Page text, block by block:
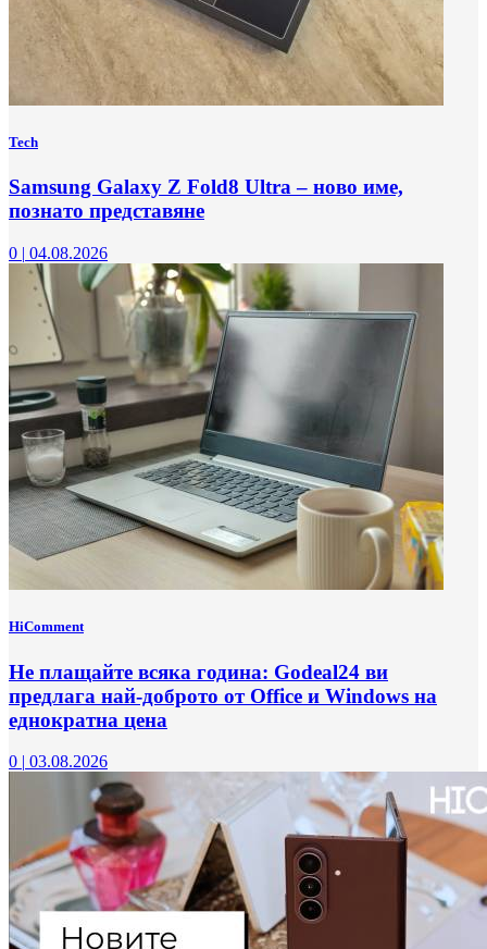
Tech
Samsung Galaxy Z Fold8 Ultra – ново име,
познато представяне
0 | 04.08.2026
HiComment
Не плащайте всяка година: Godeal24 ви
предлага най-доброто от Office и Windows на
еднократна цена
0 | 03.08.2026